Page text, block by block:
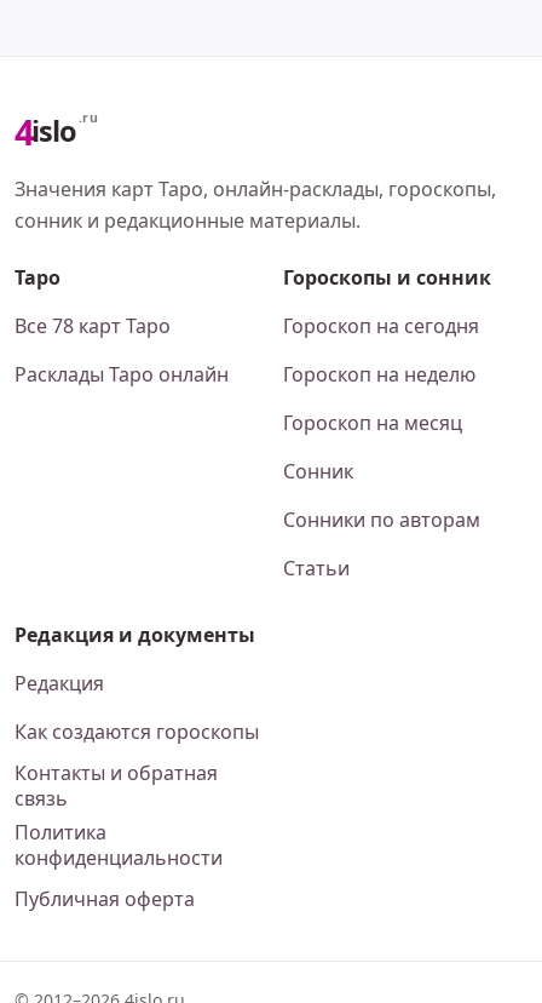
4islo.ru
Значения карт Таро, онлайн-расклады, гороскопы,
сонник и редакционные материалы.
Таро
Все 78 карт Таро
Расклады Таро онлайн
Гороскопы и сонник
Гороскоп на сегодня
Гороскоп на неделю
Гороскоп на месяц
Сонник
Сонники по авторам
Статьи
Редакция и документы
Редакция
Как создаются гороскопы
Контакты и обратная
связь
Политика
конфиденциальности
Публичная оферта